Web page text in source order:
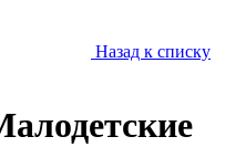
Назад к списку